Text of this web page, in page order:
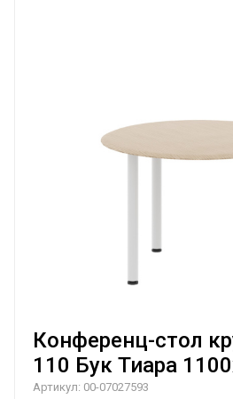
Конференц-стол
110 Бук Тиара
Артикул: 00-07027593